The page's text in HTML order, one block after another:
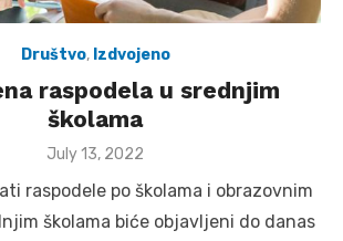
Društvo, Izdvojeno
raspodela u srednjim
školama
Posted
July 13, 2022
raspodele po školama i obrazovnim
školama biće objavljeni do danas